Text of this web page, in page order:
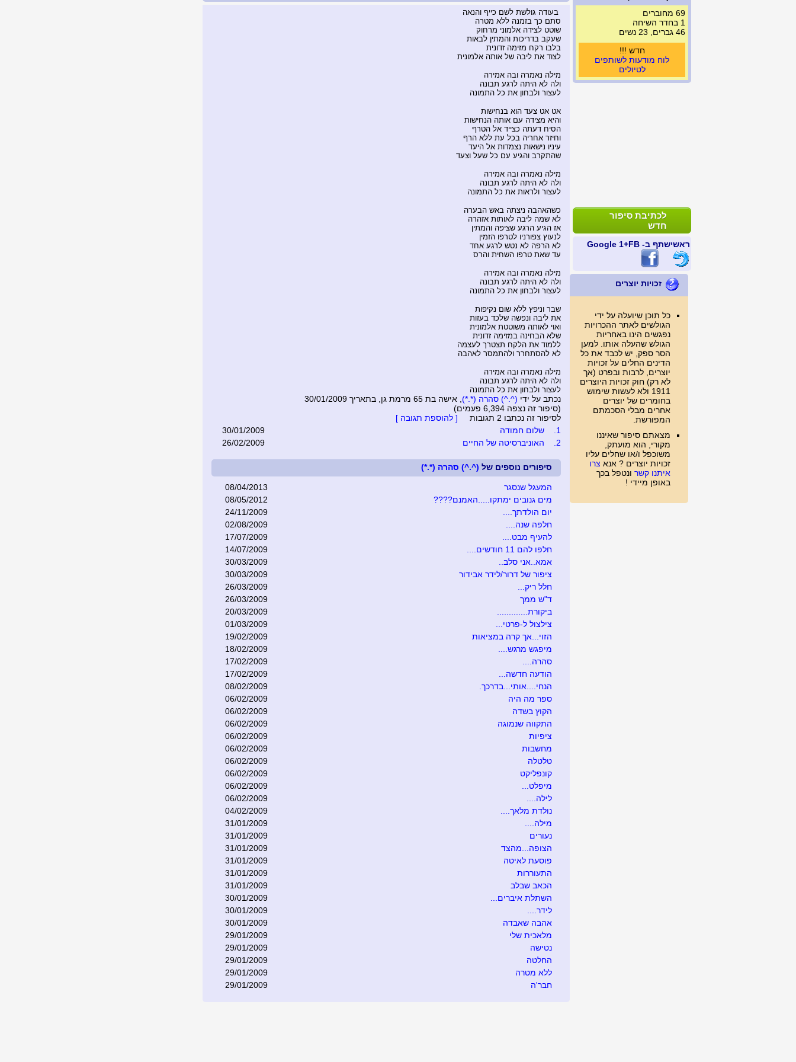
69 מחוברים
1 בחדר השיחה
46 גברים, 23 נשים
חדש !!!
לוח מודעות לשותפים
לטיולים
לכתיבת סיפור
חדש
ראשישתף ב- FB +1 Google
זכויות יוצרים
כל תוכן שיועלה על ידי
הגולשים לאתר ההכרויות
נפגשים הינו באחריות
הגולש שהעלה אותו. למען
הסר ספק, יש לכבד את כל
הדינים החלים על זכויות
יוצרים, לרבות ובפרט (אך
לא רק) חוק זכויות היוצרים
1911 ולא לעשות שימוש
בחומרים של יוצרים
אחרים מבלי הסכמתם
המפורשת.
מצאתם סיפור שאיננו
מקורי, הוא מועתק,
משוכפל ו/או שחלים עליו
זכויות יוצרים ? אנא צרו
איתנו קשר ונטפל בכך
באופן מיידי !
בעודה גולשת לשם כייף והנאה
סתם כך בזמנה ללא מטרה
שוטט לצידה אלמוני מרחוק
שעקב בדריכות והמתין לבאות
בלבו רקח מזימה זדונית
לצוד את ליבה של אותה אלמונית
מילה נאמרה ובה אמירה
ולה לא היתה לרגע תבונה
לעצור ולבחון את כל התמונה
אט אט צעד הוא בנחישות
והיא מצידה עם אותה הנחישות
הסיח דעתה כצייד אל הטרף
וחיזר אחריה בכל עת ללא הרף
עיניו נישאות נצמדות אל היעד
שהתקרב והגיע עם כל שעל וצעד
מילה נאמרה ובה אמירה
ולה לא היתה לרגע תבונה
לעצור ולראות את כל התמונה
כשהאהבה ניצתה באש הבערה
לא שמה ליבה לאותות אזהרה
אז הגיע הרגע שציפה והמתין
לנעוץ צפורניו לטרפו הזמין
לא הרפה לא נטש לרגע אחד
עד שאת טרפו השחית והרס
מילה נאמרה ובה אמירה
ולה לא היתה לרגע תבונה
לעצור ולבחון את כל התמונה
שבר וניפץ ללא שום נקיפות
את ליבה ונפשה שלכד בעזות
ואוי לאותה משוטטת אלמונית
שלא הבחינה במזימה זדונית
ללמוד את הלקח תצטרך לעצמה
לא להסתחרר ולהתמסר לאהבה
מילה נאמרה ובה אמירה
ולה לא היתה לרגע תבונה
לעצור ולבחון את כל התמונה
נכתב על ידי (^.^) סהרה (*.*) , אישה בת 65 מרמת גן, בתאריך 30/01/2009
(סיפור זה נצפה 6,394 פעמים)
לסיפור זה נכתבו 2 תגובות
[ להוספת תגובה ]
1.
שלום חמודה
30/01/2009
2.
האוניברסיטה של החיים 26/02/2009
סיפורים נוספים של (^.^) סהרה (*.*)
המעגל שנסגר
08/04/2013
מים גנובים ימתקו.....האמנם????
08/05/2012
יום הולדתך....
24/11/2009
חלפה שנה....
02/08/2009
להעיף מבט....
17/07/2009
חלפו להם 11 חודשים....
14/07/2009
אמא..אני סלב..
30/03/2009
ציפור של דרור/לידר אבידור
30/03/2009
חלל ריק...
26/03/2009
ד"ש ממך
26/03/2009
ביקורת.............
20/03/2009
צילצול ל-פרטי...
01/03/2009
הזוי...אך קרה במציאות
19/02/2009
מיפגש מרגש....
18/02/2009
סהרה....
17/02/2009
הודעה חדשה...
17/02/2009
הנחי....אותי...בדרכך.
08/02/2009
ספר מה היה
06/02/2009
הקוץ בשדה
06/02/2009
התקווה שנמוגה
06/02/2009
ציפיות
06/02/2009
מחשבות
06/02/2009
טלטלה
06/02/2009
קונפליקט
06/02/2009
מיפלט...
06/02/2009
לילה....
06/02/2009
נולדת מלאך....
04/02/2009
מילה....
31/01/2009
נעורים
31/01/2009
הצופה...מהצד
31/01/2009
פוסעת לאיטה
31/01/2009
התעוררות
31/01/2009
הכאב שבלב
31/01/2009
השתלת איברים...
30/01/2009
לידר....
30/01/2009
אהבה שאבדה
30/01/2009
מלאכית שלי
29/01/2009
נטישה
29/01/2009
החלטה
29/01/2009
ללא מטרה
29/01/2009
חבר'ה
29/01/2009